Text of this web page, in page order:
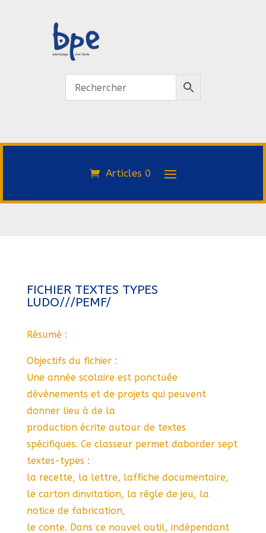
Articles 0
FICHIER TEXTES TYPES
LUDO///PEMF/
Résumé :
Objectifs du fichier :
Une année scolaire est ponctuée
dévénements et de projets qui peuvent
donner lieu à de la
production écrite autour de textes
spécifiques. Ce classeur permet daborder sept
textes-types :
la recette, la lettre, laffiche documentaire,
le carton dinvitation, la règle de jeu, la
notice de fabrication,
le conte. Dans ce nouvel outil, indépendant